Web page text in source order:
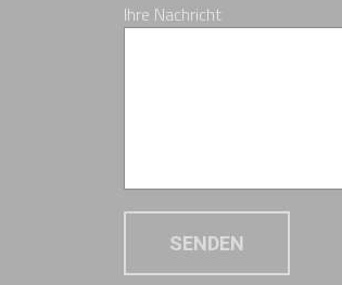
Ihre Nachricht